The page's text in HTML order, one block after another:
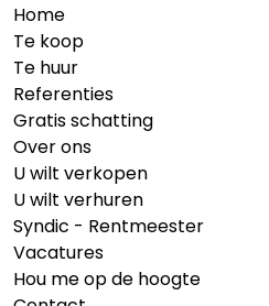
Home
Te koop
Te huur
Referenties
Gratis schatting
Over ons
U wilt verkopen
U wilt verhuren
Syndic - Rentmeester
Vacatures
Hou me op de hoogte